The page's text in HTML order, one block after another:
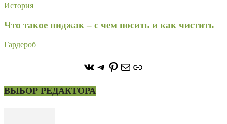
История
Что такое пиджак – с чем носить и как чистить
Гардероб
https://vk.com/
https://t.me/stoneforest
https://
ПочтаСсылка
ВЫБОР РЕДАКТОРА